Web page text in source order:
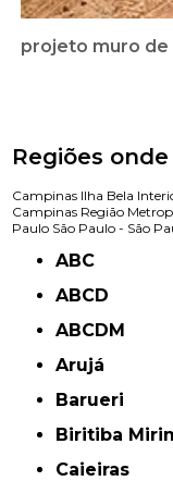
projeto muro de
Regiões
Campinas Ilha Bela
Campinas Região
Paulo São Paulo - São
ABC
ABCD
ABCDM
Arujá
Barueri
Biritiba
Caieiras